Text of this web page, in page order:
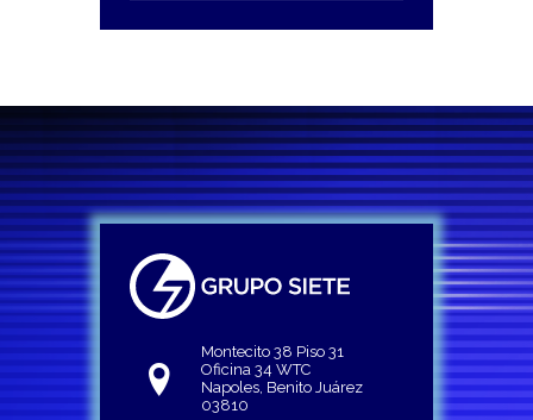
Montecito 38 Piso 31
Oficina 34 WTC
Napoles, Benito Juárez
03810